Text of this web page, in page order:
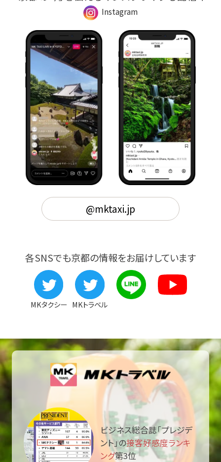
Instagram
@mktaxi.jp
各SNSでも京都の情報をお届けしています
MKタクシー MKトラベル
ビジネス総合誌「プレジデ
ント」の接客好感度ランキ
ング第3位